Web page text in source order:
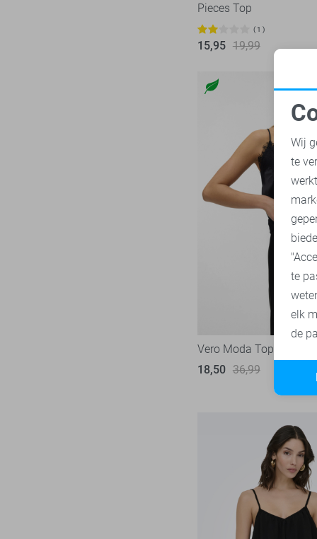
Pieces Top
1
15,95 19,99
Vero Moda Top
18,50 36,99
Wij
te
te
elk
de